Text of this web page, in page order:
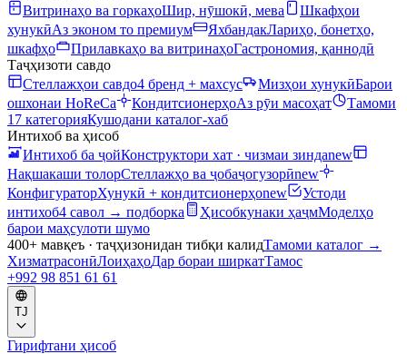
Витринаҳо ва горкаҳоШир, нӯшокӣ, мева
Шкафҳои
хунукӣАз эконом то премиум ЯхбандакЛариҳо, бонетҳо,
шкафҳо
Прилавкаҳо ва витринаҳоГастрономия, қаннодӣ
Таҷҳизоти савдо
Стеллажҳои савдо4 бренд + махсус Мизҳои хунукӣБарои
ошхонаи HoReCa
КондитсионерҳоАз рӯи масоҳат
Тамоми
17 категорияКушодани каталог-хаб
Интихоб ва ҳисоб
Интихоб ба ҷойКонструктори хат · чизмаи зиндаnew
Нақшакаши толорСтеллажҳо ва ҷобаҷогузорӣnew
КонфигураторХунукӣ + кондитсионерҳоnew
Устоди
интихоб4 савол → подборка Ҳисобкунаки ҳаҷмМоделҳо
барои маҳсулоти шумо
400+ мавқеъ · таҷҳизонидан тибқи калидТамоми каталог →
ХизматрасонӣЛоиҳаҳоДар бораи ширкатТамос
+992 98 851 61 61
TJ
Гирифтани ҳисоб